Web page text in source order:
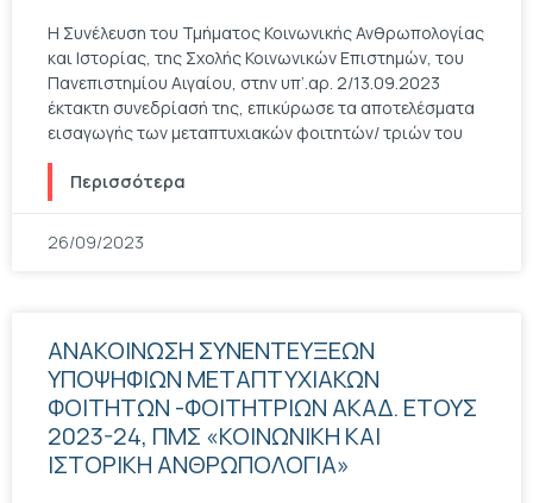
Η Συνέλευση του Τμήματος Κοινωνικής Ανθρωπολογίας
και Ιστορίας, της Σχολής Κοινωνικών Επιστημών, του
Πανεπιστημίου Αιγαίου, στην υπ’.αρ. 2/13.09.2023
έκτακτη συνεδρίασή της, επικύρωσε τα αποτελέσματα
εισαγωγής των μεταπτυχιακών φοιτητών/ τριών του
Περισσότερα
26/09/2023
ΑΝΑΚΟΙΝΩΣΗ ΣΥΝΕΝΤΕΥΞΕΩΝ
ΥΠΟΨΗΦΙΩΝ ΜΕΤΑΠΤΥΧΙΑΚΩΝ
ΦΟΙΤΗΤΩΝ -ΦΟΙΤΗΤΡΙΩΝ ΑΚΑΔ. ΕΤΟΥΣ
2023-24, ΠΜΣ «ΚΟΙΝΩΝΙΚΗ ΚΑΙ
ΙΣΤΟΡΙΚΗ ΑΝΘΡΩΠΟΛΟΓΙΑ»